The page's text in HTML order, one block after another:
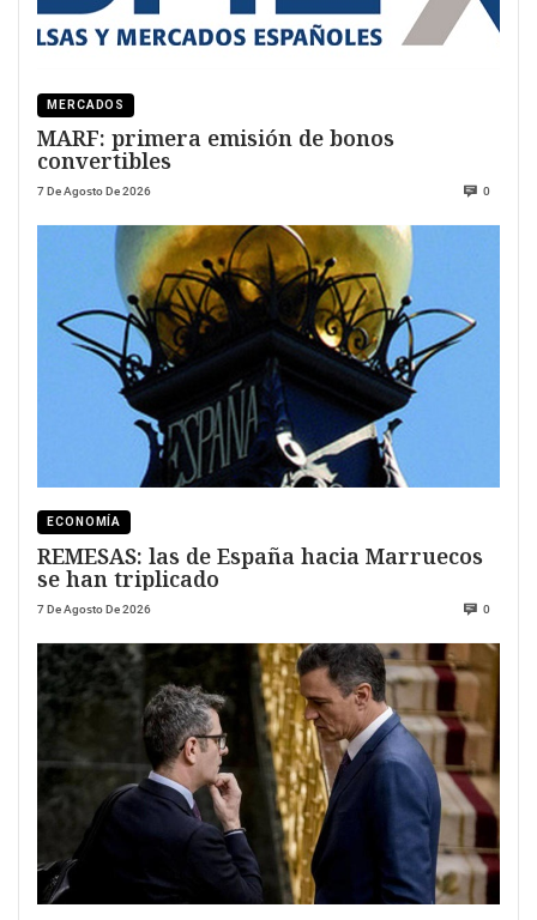
MERCADOS
MARF: primera emisión de bonos
convertibles
7 De Agosto De 2026 0
ECONOMÍA
REMESAS: las de España hacia Marruecos
se han triplicado
7 De Agosto De 2026 0